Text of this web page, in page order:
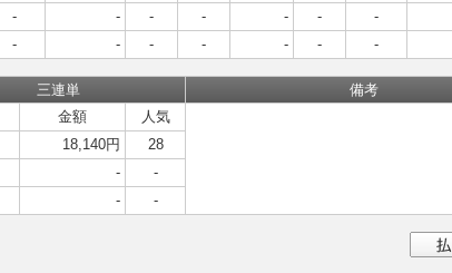
- - - - - - -
- - - - - - -
三連単
備考
金額
人気
18,140円
28
-
-
- -